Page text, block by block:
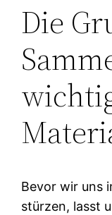
Die
Bevor wir uns
stürzen, lasst